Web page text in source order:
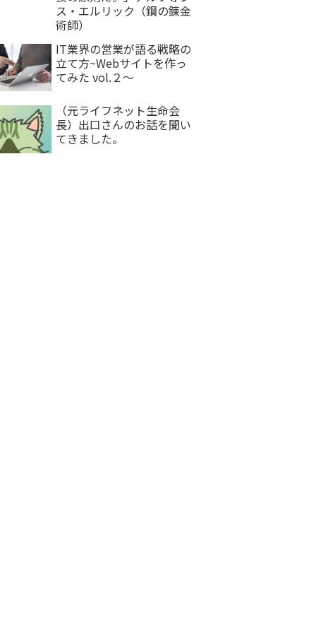
ス・エルリック（鋼の錬金
術師）
IT業界の営業が語る戦略の
立て方~Webサイトを作っ
てみた vol.２〜
（元ライフネット生命会
長）出口さんのお話を聞い
てきました。